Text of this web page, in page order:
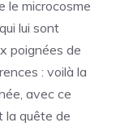
le microcosme
lui sont
poignées de
: voilà la
avec ce
la quête de